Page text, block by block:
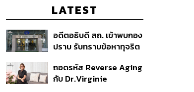
LATEST
อดีตอธิบดี สถ. เข้าพบกอง
ปราบ รับทราบข้อหาทุจริต
กล่าวหา-เตรียมสู้คดีในชั้น
ศาล
ถอดรหัส Reverse Aging
กับ Dr.Virginie